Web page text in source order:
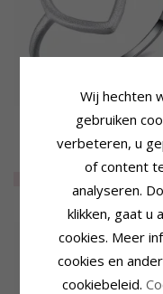
Druppel ring in zilver
CHANTI prijs
32,-
LAATSTE
Wij hechten
gebruiken
verbeteren, u
of content
analyseren.
klikken, gaat u
cookies. Meer
cookies en
cookiebeleid.